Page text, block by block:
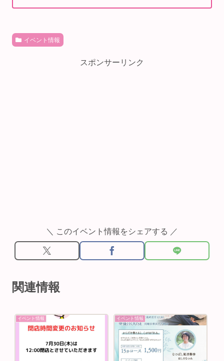
イベント情報
スポンサーリンク
＼ このイベント情報をシェアする ／
関連情報
イベント情報 イベント情報